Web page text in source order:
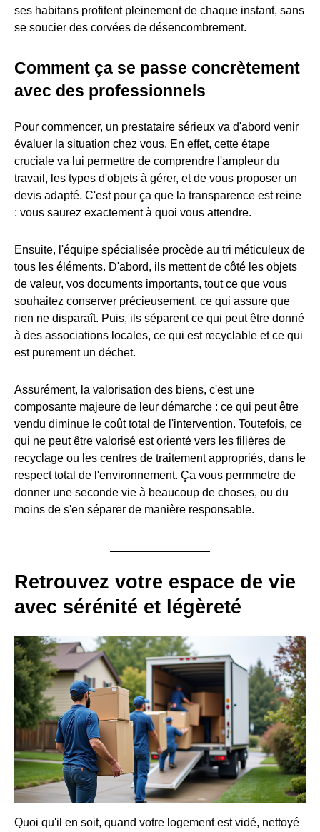
ses habitans profitent pleinement de chaque instant, sans
se soucier des corvées de désencombrement.
Comment ça se passe concrètement
avec des professionnels
Pour commencer, un prestataire sérieux va d'abord venir
évaluer la situation chez vous. En effet, cette étape
cruciale va lui permettre de comprendre l'ampleur du
travail, les types d'objets à gérer, et de vous proposer un
devis adapté. C'est pour ça que la transparence est reine
: vous saurez exactement à quoi vous attendre.
Ensuite, l'équipe spécialisée procède au tri méticuleux de
tous les éléments. D'abord, ils mettent de côté les objets
de valeur, vos documents importants, tout ce que vous
souhaitez conserver précieusement, ce qui assure que
rien ne disparaît. Puis, ils séparent ce qui peut être donné
à des associations locales, ce qui est recyclable et ce qui
est purement un déchet.
Assurément, la valorisation des biens, c'est une
composante majeure de leur démarche : ce qui peut être
vendu diminue le coût total de l'intervention. Toutefois, ce
qui ne peut être valorisé est orienté vers les filières de
recyclage ou les centres de traitement appropriés, dans le
respect total de l'environnement. Ça vous permmetre de
donner une seconde vie à beaucoup de choses, ou du
moins de s'en séparer de manière responsable.
Retrouvez votre espace de vie
avec sérénité et légèreté
Quoi qu'il en soit, quand votre logement est vidé, nettoyé